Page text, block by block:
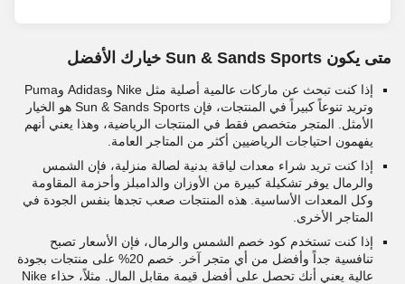
متى يكون Sun & Sands Sports خيارك الأفضل
إذا كنت تبحث عن ماركات عالمية أصلية مثل Nike وAdidas وPuma
وتريد تنوعاً كبيراً في المنتجات، فإن Sun & Sands Sports هو الخيار
الأمثل. المتجر متخصص فقط في المنتجات الرياضية، وهذا يعني أنهم
يفهمون احتياجات الرياضيين أكثر من المتاجر العامة.
إذا كنت تريد شراء معدات لياقة بدنية لصالة منزلية، فإن الشمس
والرمال يوفر تشكيلة كبيرة من الأوزان والدامبلز وأحزمة المقاومة
وكل المعدات الأساسية. هذه المنتجات صعب تجدها بنفس الجودة في
المتاجر الأخرى.
إذا كنت تستخدم كود خصم الشمس والرمال، فإن الأسعار تصبح
تنافسية جداً وأفضل من أي متجر آخر. خصم 20% على منتجات بجودة
عالية يعني أنك تحصل على أفضل قيمة مقابل المال. مثلاً، حذاء Nike